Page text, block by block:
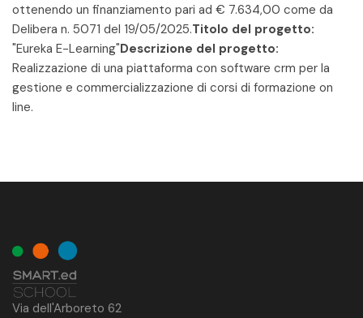
ottenendo un finanziamento pari ad € 7.634,00 come da
Delibera n. 5071 del 19/05/2025.Titolo del progetto:
"Eureka E-Learning"Descrizione del progetto:
Realizzazione di una piattaforma con software crm per la
gestione e commercializzazione di corsi di formazione on
line.
Via dell'Arboreto 62